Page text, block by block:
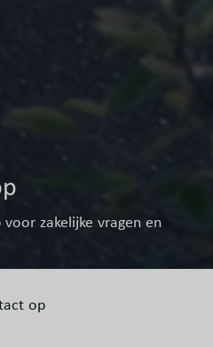
zakelijke vragen en
op